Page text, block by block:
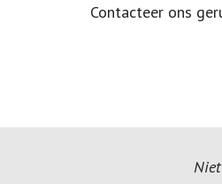
Contacteer ons